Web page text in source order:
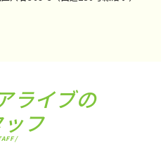
ライブの
フ
/